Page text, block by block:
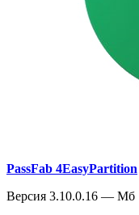
PassFab 4EasyPartition
Версия 3.10.0.16 — Мб